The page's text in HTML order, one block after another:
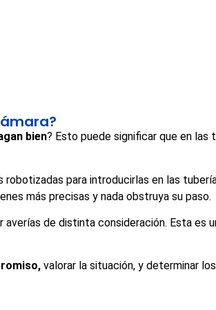
bien? Esto puede significar que en las
para introducirlas en las
más precisas y nada obstruya su paso.
de distinta consideración. Esta es
valorar la situación, y determinar